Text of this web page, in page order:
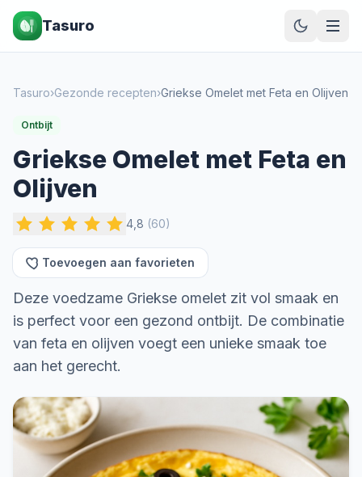
Tasuro
Tasuro›Gezonde recepten›Griekse Omelet met Feta en Olijven
Ontbijt
Griekse Omelet met Feta en
Olijven
4,8 (60)
Toevoegen aan favorieten
Deze voedzame Griekse omelet zit vol smaak en
is perfect voor een gezond ontbijt. De combinatie
van feta en olijven voegt een unieke smaak toe
aan het gerecht.